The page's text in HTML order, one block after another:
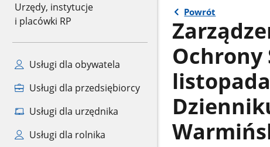
Urzędy, instytucje
i placówki RP
Usługi dla obywatela
Usługi dla przedsiębiorcy
Usługi dla urzędnika
Usługi dla rolnika
Powrót
Ochrony